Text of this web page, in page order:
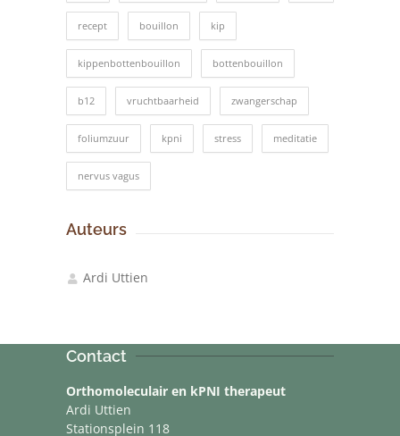
recept bouillon kip
kippenbottenbouillon bottenbouillon
b12 vruchtbaarheid zwangerschap
foliumzuur kpni stress meditatie
nervus vagus
Auteurs
Ardi Uttien
Contact
Orthomoleculair en kPNI therapeut
Ardi Uttien
Stationsplein 118